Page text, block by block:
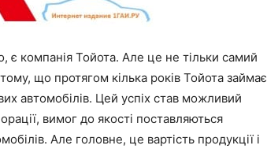
компанія Тойота. Але це не тільки самий
що протягом кілька років Тойота займає
автомобілів. Цей успіх став можливий
вимог до якості поставляються
Але головне, це вартість продукції і